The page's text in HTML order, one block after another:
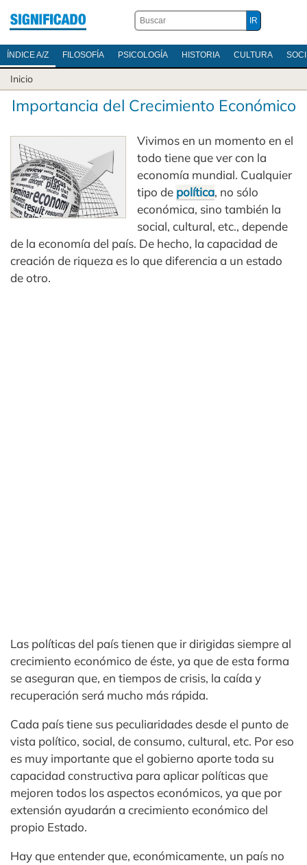
ÍNDICE A/Z FILOSOFÍA PSICOLOGÍA HISTORIA CULTURA
Inicio
Importancia del Crecimiento Económico
Vivimos en un momento en el
todo tiene que ver con la
economía mundial. Cualquier
tipo de política, no sólo
económica, sino también la
social, cultural, etc., depende
de la economía del país. De hecho, la capacidad de
creación de riqueza es lo que diferencia a un estado
de otro.
Las políticas del país tienen que ir dirigidas siempre al
crecimiento económico de éste, ya que de esta forma
se aseguran que, en tiempos de crisis, la caída y
recuperación será mucho más rápida.
Cada país tiene sus peculiaridades desde el punto de
vista político, social, de consumo, cultural, etc. Por eso
es muy importante que el gobierno aporte toda su
capacidad constructiva para aplicar políticas que
mejoren todos los aspectos económicos, ya que por
extensión ayudarán a crecimiento económico del
propio Estado.
Hay que entender que, económicamente, un país no